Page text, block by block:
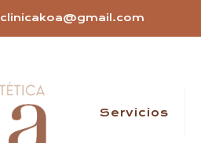
clinicakoa@gmail.com
Servicios